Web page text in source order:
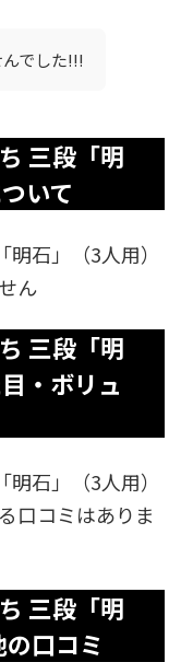
でした!!!
三段「明
いて
石」（3人用）
ん
三段「明
・ボリュ
石」（3人用）
口コミはありま
三段「明
口コミ